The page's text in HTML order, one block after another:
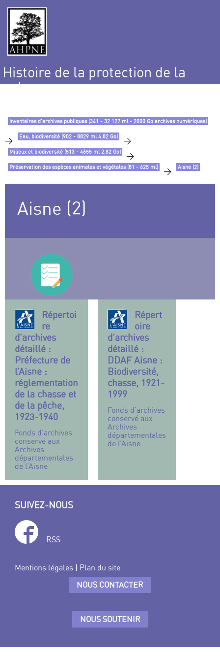
Histoire de la protection de la
nature
Inventaires d’archives publiques (341 - 32 127 ml - 2000 Go archives numériques)
> Eau, biodiversité (902 - 8829 ml 4,82 Go) >
Milieux et biodiversité (513 - 4655 ml 2,82 Go) >
Préservation des espèces animales et végétales (81 - 625 ml) > Aisne (2)
Aisne (2)
Répertoi
re
d’archives
détaillé :
Préfecture de
l’Aisne :
réglementation
de la chasse et
de la pêche,
1923-1940
Fonds d’archives
conservé aux
Archives
départementales
de l’Aisne
Répert
oire
d’archives
détaillé :
DDAF Aisne :
Biodiversité,
chasse, 1921-
1999
Fonds d’archives
conservé aux
Archives
départementales
de l’Aisne
SUIVEZ-NOUS
RSS
Mentions légales | Plan du site
NOUS CONTACTER
NOUS SOUTENIR